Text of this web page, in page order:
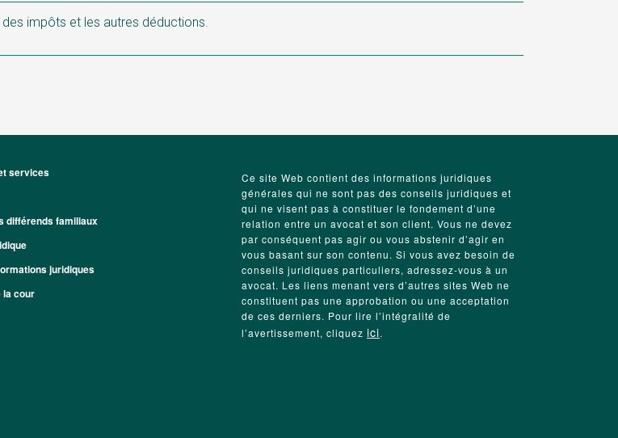
impôts et les autres déductions.
services
différends familiaux
juridiques
la cour
Ce site Web contient des informations juridiques
générales qui ne sont pas des conseils juridiques et
qui ne visent pas à constituer le fondement d’une
relation entre un avocat et son client. Vous ne devez
par conséquent pas agir ou vous abstenir d’agir en
vous basant sur son contenu. Si vous avez besoin de
conseils juridiques particuliers, adressez-vous à un
avocat. Les liens menant vers d’autres sites Web ne
constituent pas une approbation ou une acceptation
de ces derniers. Pour lire l’intégralité de
l’avertissement, cliquez ici.